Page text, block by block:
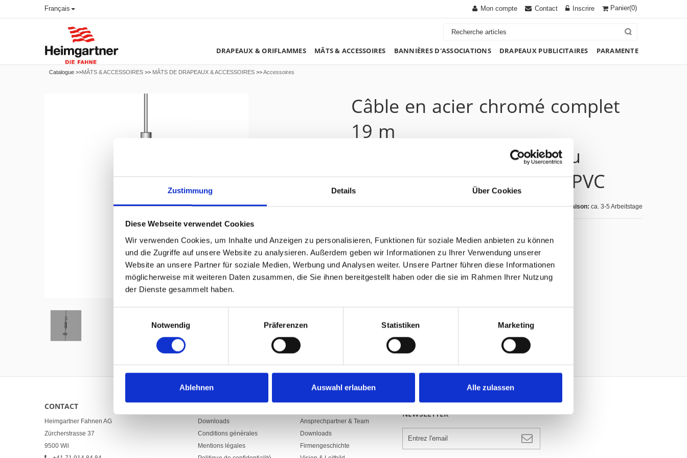
Zustimmung Details Über Cookies
Diese Webseite verwendet Cookies
Wir verwenden Cookies, um Inhalte und Anzeigen zu personalisieren, Funktionen für soziale Medien anbieten zu können
und die Zugriffe auf unsere Website zu analysieren. Außerdem geben wir Informationen zu Ihrer Verwendung unserer
Website an unsere Partner für soziale Medien, Werbung und Analysen weiter. Unsere Partner führen diese Informationen
möglicherweise mit weiteren Daten zusammen, die Sie ihnen bereitgestellt haben oder die sie im Rahmen Ihrer Nutzung
der Dienste gesammelt haben.
Notwendig
Präferenzen Statistiken Marketing
Ablehnen Auswahl erlauben Alle zulassen
Français Panier(0)
Mon compte Contact Inscrire
DRAPEAUX & ORIFLAMMES MÂTS & ACCESSOIRES BANNIÈRES D'ASSOCIATIONS DRAPEAUX PUBLICITAIRES PARAMENTE
Catalogue >>MÂTS & ACCESSOIRES >> MÂTS DE DRAPEAUX & ACCESSOIRES >>Accessoires
Hover to zoom
Câble en acier chromé complet
19 m
Ø 5 mm, Câble en acier au
chromé avec revêtement PVC
Jours de livraison: ca. 3-5 Arbeitstage
174.70 CHF
Prix plus 8.1% TVA:188.85 CHF
brève description
CONTACT
Heimgartner Fahnen AG
Zürcherstrasse 37
9500 Wil
LINKS
Downloads
Conditions générales
Mentions légales
ENTREPRISES
Ansprechpartner & Team
Downloads
Firmengeschichte
SOUSCRIVEZ UN ABONNEMENT À UNE
NEWSLETTER